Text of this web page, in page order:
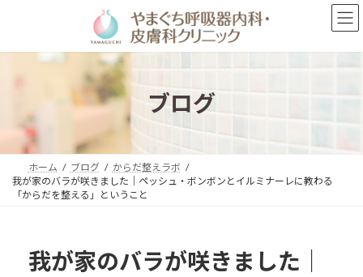
ン
プ
ー
動
ブログ
ホーム ブログ
からだ整えラボ
我が家のバラが咲きました｜ペッシュ・ボンボンとイルミナーレに教わる
「からだを整える」ということ
我が家のバラが咲きました｜